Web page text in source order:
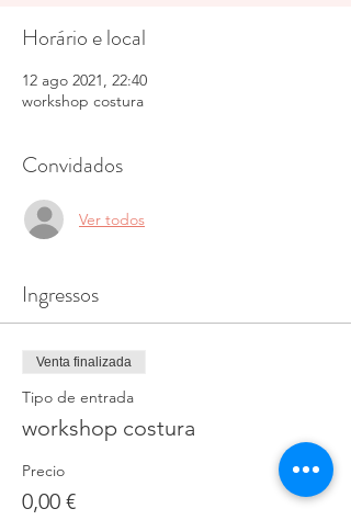
Horário e local
12 ago 2021, 22:40
workshop costura
Convidados
Ver todos
Ingressos
Venta finalizada
Tipo de entrada
workshop costura
Precio
0,00 €